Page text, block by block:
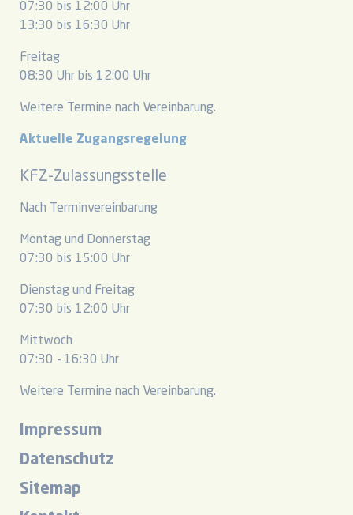
07:30 bis 12:00 Uhr
13:30 bis 16:30 Uhr
Freitag
08:30 Uhr bis 12:00 Uhr
Weitere Termine nach Vereinbarung.
Aktuelle Zugangsregelung
KFZ-Zulassungsstelle
Nach Terminvereinbarung
Montag und Donnerstag
07:30 bis 15:00 Uhr
Dienstag und Freitag
07:30 bis 12:00 Uhr
Mittwoch
07:30 - 16:30 Uhr
Weitere Termine nach Vereinbarung.
Impressum
Datenschutz
Sitemap